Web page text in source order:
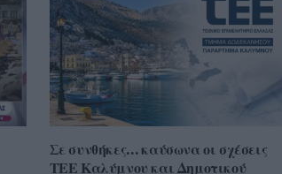
Σε συνθήκες… καύσωνα οι σχέσεις
ΤΕΕ Καλύμνου και Δημοτικού